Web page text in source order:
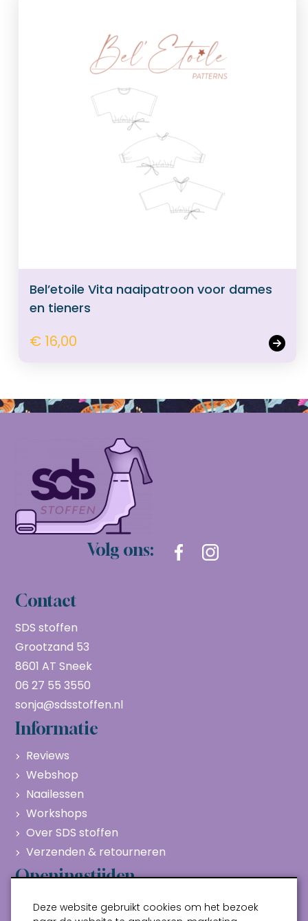
Bel’etoile Vita naaipatroon voor dames
en tieners
€ 16,00
Volg ons:
Contact
SDS stoffen
Grootzand 53
8601 AT Sneek
06 27 55 3550
sonja@sdsstoffen.nl
Informatie
Reviews
Webshop
Naailessen
Workshops
Over SDS stoffen
Verzenden & retourneren
Openingstijden
Maandag
Gesloten
Deze website gebruikt cookies om het bezoek